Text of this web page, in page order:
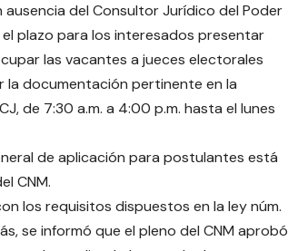
del Consultor Jurídico del Poder
plazo para los interesados presentar
las vacantes a jueces electorales
la documentación pertinente en la
de 7:30 a.m. a 4:00 p.m. hasta el lunes
de aplicación para postulantes está
CNM.
los requisitos dispuestos en la ley núm.
se informó que el pleno del CNM aprobó